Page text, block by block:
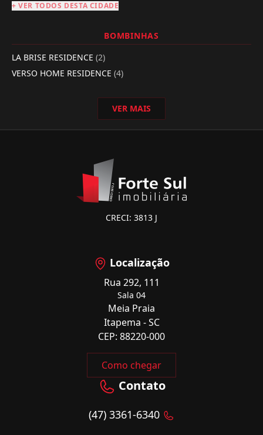
+ VER TODOS DESTA CIDADE
BOMBINHAS
LA BRISE RESIDENCE (2)
VERSO HOME RESIDENCE (4)
VER MAIS
CRECI: 3813 J
Localização
Rua 292, 111
Sala 04
Meia Praia
Itapema - SC
CEP: 88220-000
Como chegar
Contato
(47) 3361-6340